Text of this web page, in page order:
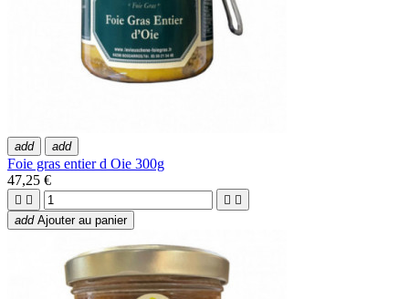
add add
Foie gras entier d Oie 300g
47,25 €
   
add Ajouter au panier